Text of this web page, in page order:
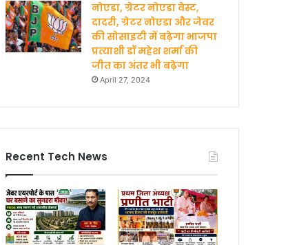
नोएडा, ग्रेटर नोएडा वेस्ट,
दादरी, ग्रेटर नोएडा और जेवर
की सोसाइटी में बढ़ेगा भाजपा
प्रत्याशी डॉ महेश शर्मा की
जीत का अंतर भी बढ़ेगा
April 27, 2024
Recent Tech News